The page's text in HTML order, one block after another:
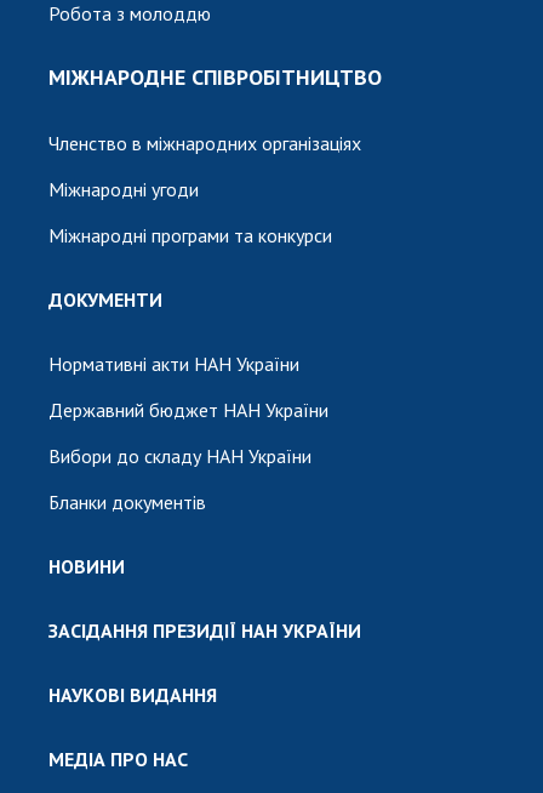
Робота з молоддю
МІЖНАРОДНЕ СПІВРОБІТНИЦТВО
Членство в міжнародних організаціях
Міжнародні угоди
Міжнародні програми та конкурси
ДОКУМЕНТИ
Нормативні акти НАН України
Державний бюджет НАН України
Вибори до складу НАН України
Бланки документів
НОВИНИ
ЗАСІДАННЯ ПРЕЗИДІЇ НАН УКРАЇНИ
НАУКОВІ ВИДАННЯ
МЕДІА ПРО НАС